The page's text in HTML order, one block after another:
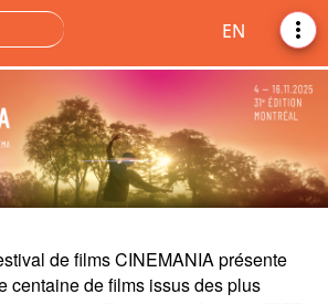
de films CINEMANIA présente
centaine de films issus des plus
more_vert
EN